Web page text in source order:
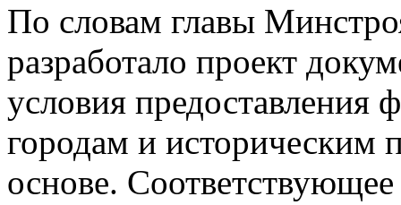
По словам главы
разработало проект
условия
городам и историческим
основе.